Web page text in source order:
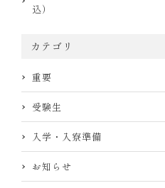
込）
カテゴリ
重要
受験生
入学・入寮準備
お知らせ